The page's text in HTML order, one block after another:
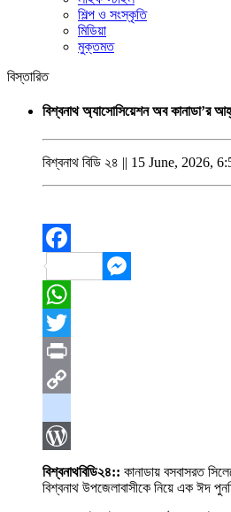
শিল্প ও সংস্কৃতি
মিডিয়া
মুক্তমত
বিস্তারিত
বিশ্বনাথ অ্যাসোসিয়েশন অব কানাডা’র
বিশ্বনাথ বিডি ২৪ || 15 June, 2026,
Facebook
Messenger
WhatsApp
Twitter
Print
Link
blogger_post
WordPress
বিশ্বনাথবিডি২৪:: কানাডায় বসবাসরত
বিশ্বনাথ উপজেলাবাসীকে নিয়ে এক ঈদ